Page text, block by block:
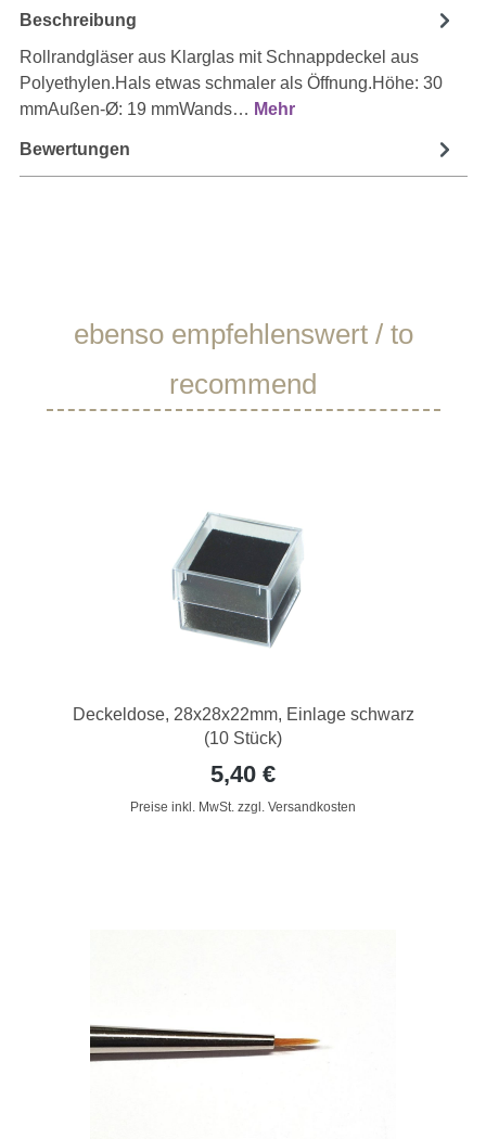
Beschreibung
Rollrandgläser aus Klarglas mit Schnappdeckel aus
Polyethylen.Hals etwas schmaler als Öffnung.Höhe: 30
mmAußen-Ø: 19 mmWands… Mehr
Bewertungen
Produktgalerie überspringen
ebenso empfehlenswert / to
recommend
Deckeldose, 28x28x22mm, Einlage schwarz
(10 Stück)
5,40 €
Preise inkl. MwSt. zzgl. Versandkosten